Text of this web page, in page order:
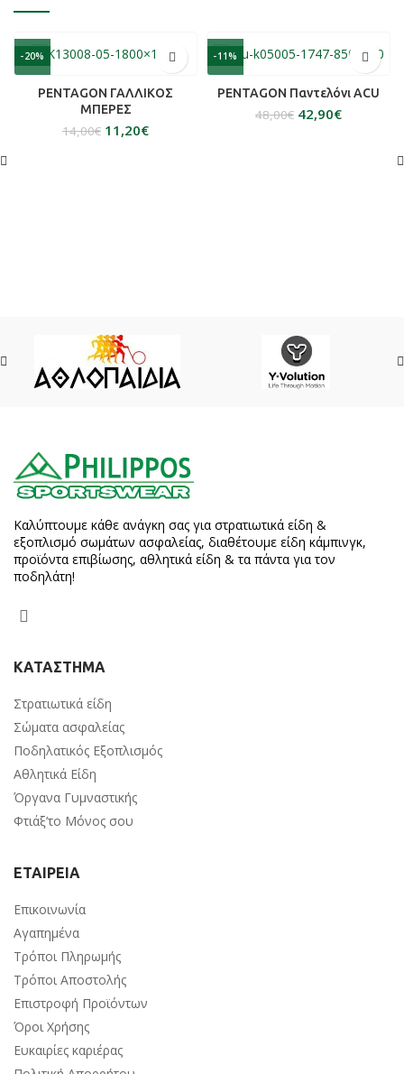
-20%
PENTAGON ΓΑΛΛΙΚΟΣ
ΜΠΕΡΕΣ
14,00€ 11,20€
-11%
PENTAGON Παντελόνι ACU
48,00€ 42,90€
Καλύπτουμε κάθε ανάγκη σας για στρατιωτικά είδη &
εξοπλισμό σωμάτων ασφαλείας, διαθέτουμε είδη κάμπινγκ,
προϊόντα επιβίωσης, αθλητικά είδη & τα πάντα για τον
ποδηλάτη!
ΚΑΤΑΣΤΗΜΑ
Στρατιωτικά είδη
Σώματα ασφαλείας
Ποδηλατικός Εξοπλισμός
Αθλητικά Είδη
Όργανα Γυμναστικής
Φτιάξ’το Μόνος σου
ΕΤΑΙΡΕΙΑ
Επικοινωνία
Αγαπημένα
Τρόποι Πληρωμής
Τρόποι Αποστολής
Επιστροφή Προϊόντων
Όροι Χρήσης
Ευκαιρίες καριέρας